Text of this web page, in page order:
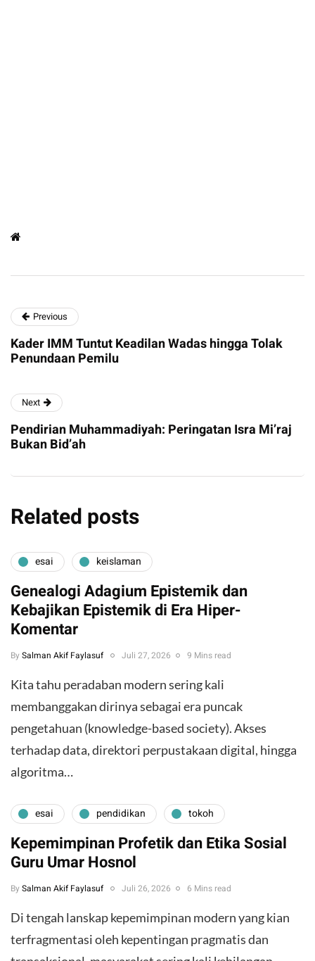
Previous
Kader IMM Tuntut Keadilan Wadas hingga Tolak
Penundaan Pemilu
Next
Pendirian Muhammadiyah: Peringatan Isra Mi’raj
Bukan Bid’ah
Related posts
esai keislaman
Genealogi Adagium Epistemik dan
Kebajikan Epistemik di Era Hiper-
Komentar
By Salman Akif Faylasuf Juli 27, 2026 9 Mins read
Kita tahu peradaban modern sering kali
membanggakan dirinya sebagai era puncak
pengetahuan (knowledge-based society). Akses
terhadap data, direktori perpustakaan digital, hingga
algoritma…
esai pendidikan tokoh
Kepemimpinan Profetik dan Etika Sosial
Guru Umar Hosnol
By Salman Akif Faylasuf Juli 26, 2026 6 Mins read
Di tengah lanskap kepemimpinan modern yang kian
terfragmentasi oleh kepentingan pragmatis dan